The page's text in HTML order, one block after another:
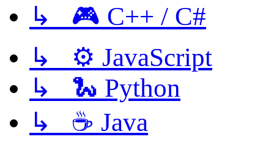
↳ 🎮 C++ / C#
↳ ⚙️ JavaScript
↳ 🐍 Python
↳ ☕ Java